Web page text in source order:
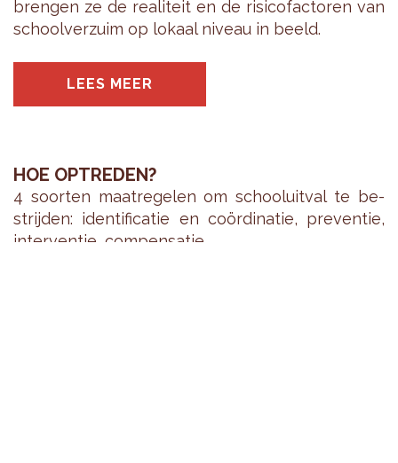
bren­gen ze de re­a­li­teit en de ri­si­co­fac­to­ren van
school­ver­zuim op lo­kaal ni­veau in beeld.
LEES MEER
HOE OPTREDEN?
4 soor­ten maat­re­ge­len om school­uit­val te be­
strij­den: iden­ti­fi­ca­tie en coördi­na­tie, pre­ven­tie,
in­ter­ven­tie, com­pen­sa­tie.